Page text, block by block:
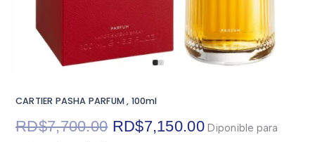
CARTIER PASHA PARFUM , 100ml
RD$7,700.00 El
RD$7,150.00El
Diponible para